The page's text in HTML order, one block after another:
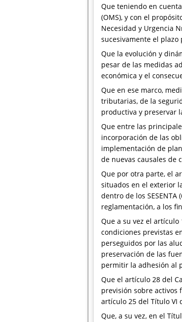
Que teniendo en
(OMS), y con el
Necesidad y Urgencia
sucesivamente el
Que la evolución y
pesar de las medidas
económica y el
Que en ese marco,
tributarias, de la
productiva y preservar
Que entre las
incorporación de las
implementación de
de nuevas causales de
Que por otra parte, el
situados en el exterior
dentro de los
reglamentación, a los
Que a su vez el
condiciones previstas
perseguidos por las
preservación de las
permitir la adhesión al
Que el artículo 28 del
previsión sobre activos
artículo 25 del Título VI
Que, a su vez, en el